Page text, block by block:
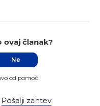
ovaj članak?
Ne
od pomoći
Pošalji zahtev